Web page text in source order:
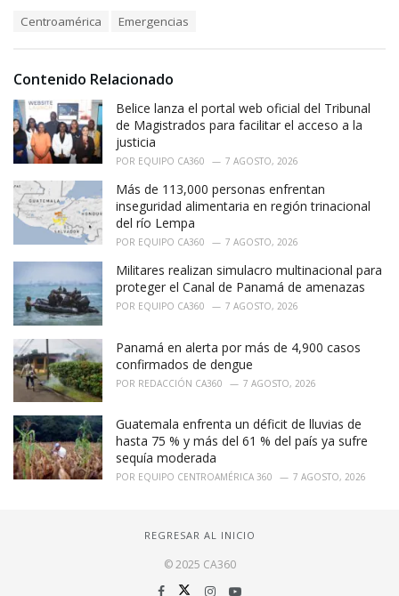
r
i
e
s
:
:
Centroamérica Emergencias
Contenido Relacionado
Belice lanza el portal web oficial del Tribunal
de Magistrados para facilitar el acceso a la
justicia
POR EQUIPO CA360 7 AGOSTO, 2026
Más de 113,000 personas enfrentan
inseguridad alimentaria en región trinacional
del río Lempa
POR EQUIPO CA360 7 AGOSTO, 2026
Militares realizan simulacro multinacional para
proteger el Canal de Panamá de amenazas
POR EQUIPO CA360 7 AGOSTO, 2026
Panamá en alerta por más de 4,900 casos
confirmados de dengue
POR REDACCIÓN CA360 7 AGOSTO, 2026
Guatemala enfrenta un déficit de lluvias de
hasta 75 % y más del 61 % del país ya sufre
sequía moderada
POR EQUIPO CENTROAMÉRICA 360 7 AGOSTO, 2026
REGRESAR AL INICIO
© 2025 CA360